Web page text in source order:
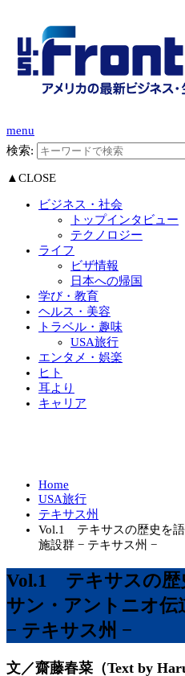
menu
検索:
▲CLOSE
ビジネス・社会
トップインタビュー
テクノロジー
ライフ
ビザ情報
日本への帰国
学び・教育
ヘルス・美容
トラベル・趣味
USA旅行
エンタメ・娯楽
ヒト
耳より
キャリア
Home
USA旅行
テキサス州
Vol.1 テキサスの歴史を
施設群 − テキサス州 −
Vol.1 テキサスの歴
サン・アントニオ伝
− テキサス州 −
文／齋藤春菜（Text by